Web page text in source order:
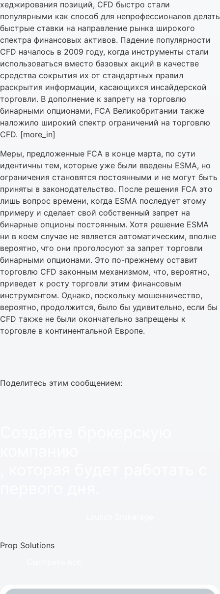
хеджирования позиций, CFD быстро стали
популярными как способ для непрофессионалов делать
быстрые ставки на направление рынка широкого
спектра финансовых активов. Падение популярности
CFD началось в 2009 году, когда инструменты стали
использоваться вместо базовых акций в качестве
средства сокрытия их от стандартных правил
раскрытия информации, касающихся инсайдерской
торговли. В дополнение к запрету на торговлю
бинарными опционами, FCA Великобритании также
наложило широкий спектр ограничений на торговлю
CFD. [more_in]
Меры, предложенные FCA в конце марта, по сути
идентичны тем, которые уже были введены ESMA, но
ограничения становятся постоянными и не могут быть
приняты в законодательство. После решения FCA это
лишь вопрос времени, когда ESMA последует этому
примеру и сделает свой собственный запрет на
бинарные опционы постоянным. Хотя решение ESMA
ни в коем случае не является автоматическим, вполне
вероятно, что они проголосуют за запрет торговли
бинарными опционами. Это по-прежнему оставит
торговлю CFD законным механизмом, что, вероятно,
приведет к росту торговли этим финансовым
инструментом. Однако, поскольку мошенничество,
вероятно, продолжится, было бы удивительно, если бы
CFD также не были окончательно запрещены к
торговле в континентальной Европе.
Поделитесь этим сообщением:
Prop Solutions